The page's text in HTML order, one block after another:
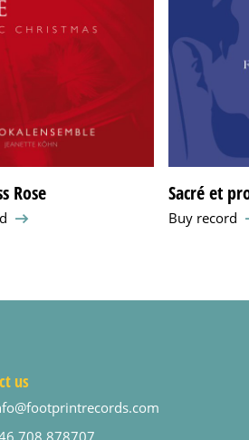
Rose Sacré et
Buy record
us
708 878707